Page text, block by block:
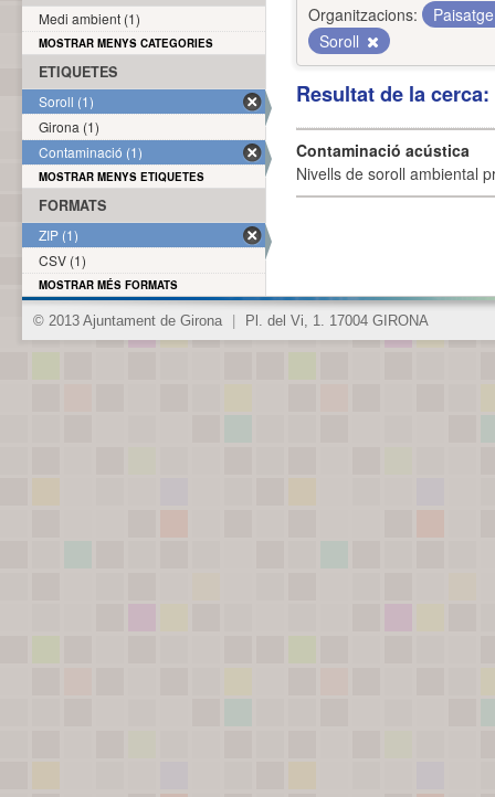
Organitzacions:
Soroll
Resultat de la
Contaminació acústica
Nivells de soroll ambiental
Medi ambient (1)
MOSTRAR MENYS CATEGORIES
ETIQUETES
Soroll (1)
Girona (1)
Contaminació (1)
MOSTRAR MENYS ETIQUETES
FORMATS
ZIP (1)
CSV (1)
MOSTRAR MÉS FORMATS
© 2013 Ajuntament de Girona Pl. del Vi, 1. 17004 GIRONA